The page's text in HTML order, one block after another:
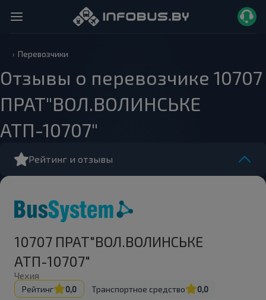
Перевозчики
Отзывы о перевозчике 10707
ПРАТ"ВОЛ.ВОЛИНСЬКЕ
АТП-10707"
Рейтинг и отзывы
10707 ПРАТ"ВОЛ.ВОЛИНСЬКЕ
АТП-10707"
Чехия
Рейтинг 0,0 Транспортное средство
0,0